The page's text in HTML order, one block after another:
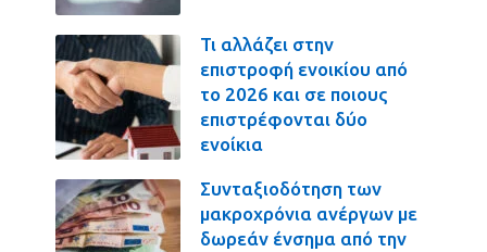
Τι αλλάζει στην
επιστροφή ενοικίου από
το 2026 και σε ποιους
επιστρέφονται δύο
ενοίκια
Συνταξιοδότηση των
μακροχρόνια ανέργων με
δωρεάν ένσημα από την